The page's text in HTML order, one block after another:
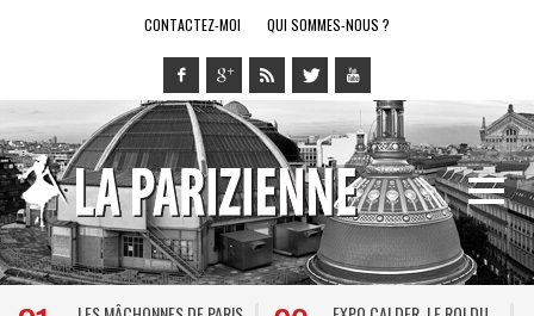
CONTACTEZ-MOI QUI SOMMES-NOUS ?